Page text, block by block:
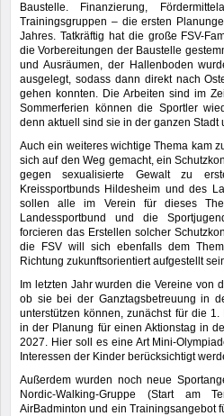
Baustelle. Finanzierung,
Trainingsgruppen – die ersten
Jahres. Tatkräftig hat die große FSV-
die Vorbereitungen der Baustelle
und Ausräumen, der Hallenboden
ausgelegt, sodass dann direkt nach
gehen konnten. Die Arbeiten sind im
Sommerferien können die Sportler
denn aktuell sind sie in der ganzen Stadt
Auch ein weiteres wichtige Thema kam
sich auf den Weg gemacht, ein
gegen sexualisierte Gewalt zu
Kreissportbunds Hildesheim und des
sollen alle im Verein für dieses
Landessportbund und die
forcieren das Erstellen solcher
die FSV will sich ebenfalls dem
Richtung zukunftsorientiert aufgestellt
Im letzten Jahr wurden die Vereine von
ob sie bei der Ganztagsbetreuung in
unterstützen können, zunächst für die
in der Planung für einen Aktionstag in
2027. Hier soll es eine Art Mini-
Interessen der Kinder berücksichtigt
Außerdem wurden noch neue
Nordic-Walking-Gruppe (Start am
AirBadminton und ein Trainingsangebot